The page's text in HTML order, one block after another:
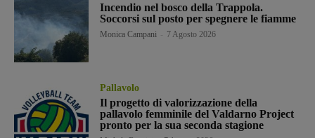
Incendio nel bosco della Trappola.
Soccorsi sul posto per spegnere le fiamme
Monica Campani 7 Agosto 2026
Pallavolo
Il progetto di valorizzazione della
pallavolo femminile del Valdarno Project
pronto per la sua seconda stagione